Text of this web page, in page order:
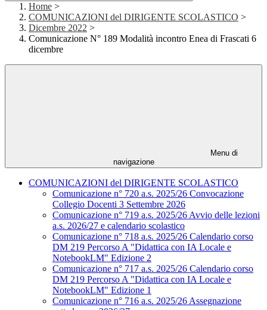
Home >
COMUNICAZIONI del DIRIGENTE SCOLASTICO >
Dicembre 2022 >
Comunicazione N° 189 Modalità incontro Enea di Frascati 6
dicembre
Menu di
navigazione
COMUNICAZIONI del DIRIGENTE SCOLASTICO
Comunicazione n° 720 a.s. 2025/26 Convocazione
Collegio Docenti 3 Settembre 2026
Comunicazione n° 719 a.s. 2025/26 Avvio delle lezioni
a.s. 2026/27 e calendario scolastico
Comunicazione n° 718 a.s. 2025/26 Calendario corso
DM 219 Percorso A "Didattica con IA Locale e
NotebookLM" Edizione 2
Comunicazione n° 717 a.s. 2025/26 Calendario corso
DM 219 Percorso A "Didattica con IA Locale e
NotebookLM" Edizione 1
Comunicazione n° 716 a.s. 2025/26 Assegnazione